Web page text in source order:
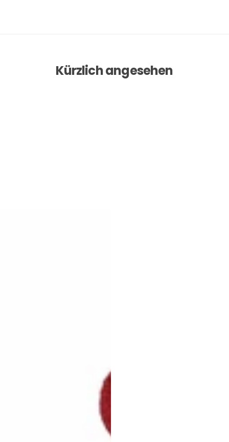
Kürzlich angesehen